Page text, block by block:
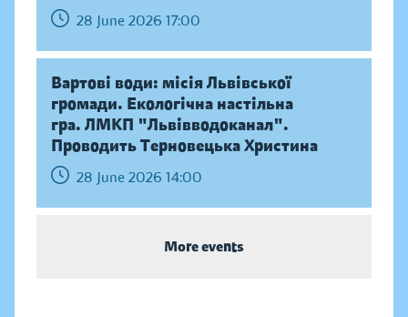
28 June 2026 17:00
Вартові води: місія Львівської
громади. Екологічна настільна
гра. ЛМКП "Львівводоканал".
Проводить Терновецька Христина
28 June 2026 14:00
More events